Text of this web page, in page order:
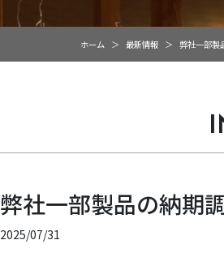
ホーム 最新情報 弊社一部製
弊社一部製品の納期
2025/07/31